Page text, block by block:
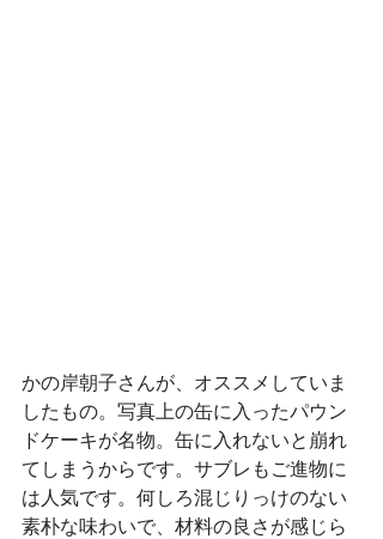
かの岸朝子さんが、オススメしていま
したもの。写真上の缶に入ったパウン
ドケーキが名物。缶に入れないと崩れ
てしまうからです。サブレもご進物に
は人気です。何しろ混じりっけのない
素朴な味わいで、材料の良さが感じら